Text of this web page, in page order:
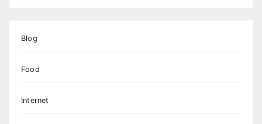
Blog
Food
Internet